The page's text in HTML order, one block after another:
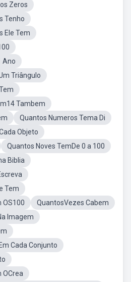
Zeros
Tenho
Ele Tem
Ano
Triângulo
Tambem
Quantos Numeros Tema Di
Objeto
Quantos Noves TemDe 0 a 100
Biblia
Tem
OS100
QuantosVezes Cabem
Imagem
Cada Conjunto
OCrea